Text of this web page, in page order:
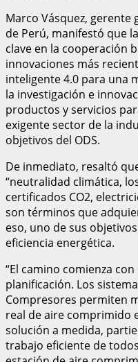
Marco Vásquez, gerente
de Perú, manifestó que
clave en la cooperación
innovaciones más
inteligente 4.0 para una
la investigación e
productos y servicios
exigente sector de la
objetivos del ODS.
De inmediato, resaltó
“neutralidad climática,
certificados CO2,
son términos que
eso, uno de sus
eficiencia energética.
“El camino comienza
planificación. Los
Compresores permiten
real de aire comprimido
solución a medida,
trabajo eficiente de